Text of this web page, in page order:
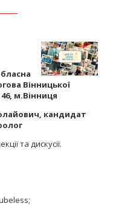
Вінницької
м.Вінниця
кандидат
та дискусії.